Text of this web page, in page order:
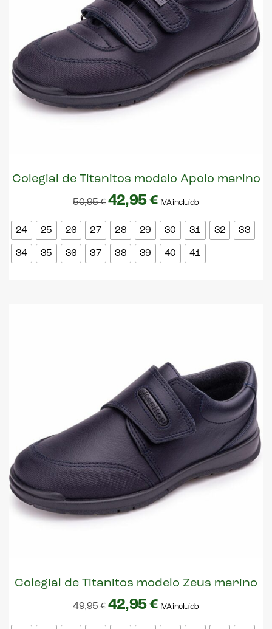
Colegial de Titanitos modelo Apolo marino
50,95€ 42,95€ IVA incluído
24 25 26 27 28 29 30 31 32 33
34 35 36 37 38 39 40 41
Colegial de Titanitos modelo Zeus marino
49,95€ 42,95€ IVA incluído